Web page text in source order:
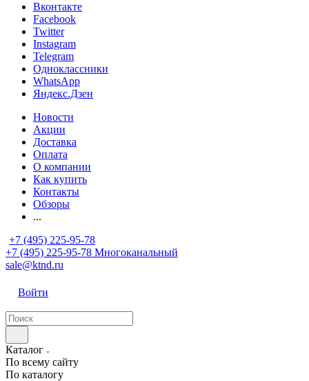
Вконтакте
Facebook
Twitter
Instagram
Telegram
Одноклассники
WhatsApp
Яндекс.Дзен
Новости
Акции
Доставка
Оплата
О компании
Как купить
Контакты
Обзоры
...
+7 (495) 225-95-78
+7 (495) 225-95-78 Многоканальный
sale@ktnd.ru
Войти
Каталог
По всему сайту
По каталогу